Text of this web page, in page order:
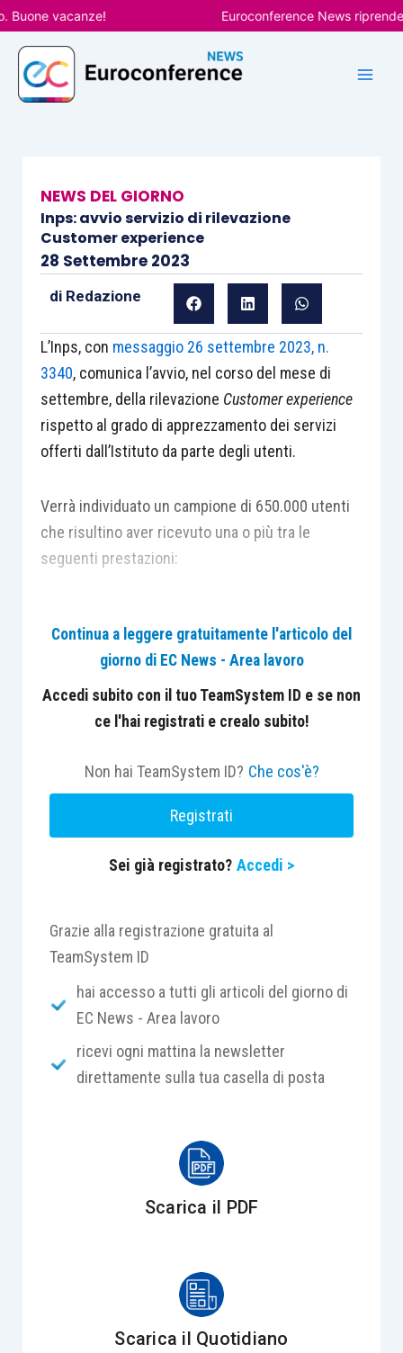
Vai
al
contenuto
vacanze! Euroconference News riprenderà
NEWS DEL GIORNO
Inps: avvio servizio di rilevazione
Customer experience
28 Settembre 2023
di Redazione
L’Inps, con messaggio 26 settembre 2023, n.
3340, comunica l’avvio, nel corso del mese di
settembre, della rilevazione Customer experience
rispetto al grado di apprezzamento dei servizi
offerti dall’Istituto da parte degli utenti.
Verrà individuato un campione di 650.000 utenti
che risultino aver ricevuto una o più tra le
seguenti prestazioni:
pensione di vecchiaia;
pensione di reversibilità;
opzione donna;
NASpI;
bonus asilo nido;
riscatto laurea (sia agevolato, sia per
TFR a carico della tesoreria.
La valutazione sarà focalizzata su più momenti e
fasi, quali il momento della ricerca delle
della domanda, e l’erogazione della prestazione
richiesta.
Obbiettivo di tale attività è quello di evidenziare
Continua a leggere gratuitamente l'articolo del
giorno di EC News - Area lavoro
Accedi subito con il tuo TeamSystem ID e se non
ce l'hai registrati e crealo subito!
Non hai TeamSystem ID? Che cos'è?
Registrati
Sei già registrato? Accedi >
Grazie alla registrazione gratuita al
TeamSystem ID
hai accesso a tutti gli articoli del giorno di
EC News - Area lavoro
ricevi ogni mattina la newsletter
direttamente sulla tua casella di posta
Scarica il PDF
Scarica il Quotidiano